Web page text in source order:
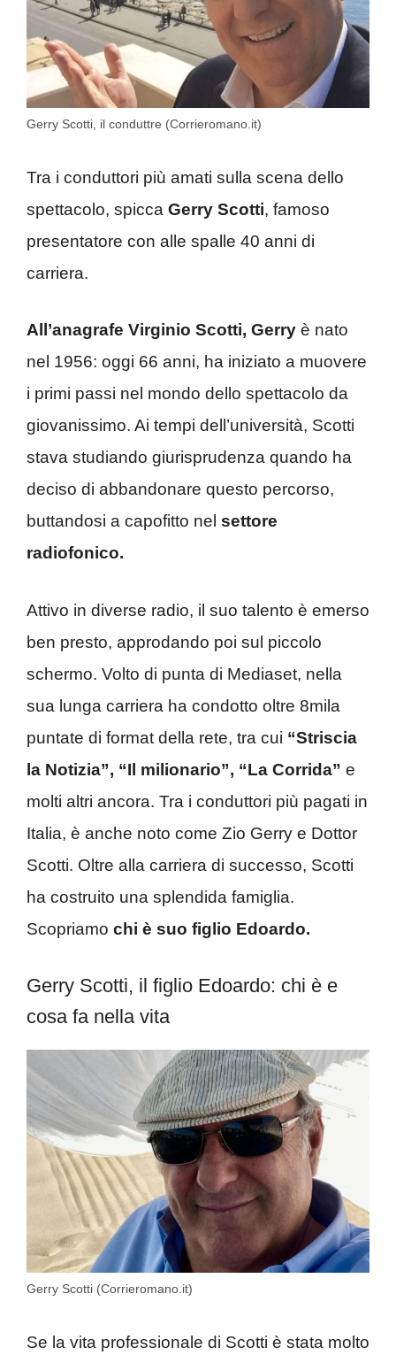
Gerry Scotti, il conduttre (Corrieromano.it)
Tra i conduttori più amati sulla scena dello
spettacolo, spicca Gerry Scotti, famoso
presentatore con alle spalle 40 anni di
carriera.
All’anagrafe Virginio Scotti, Gerry è nato
nel 1956: oggi 66 anni, ha iniziato a muovere
i primi passi nel mondo dello spettacolo da
giovanissimo. Ai tempi dell’università, Scotti
stava studiando giurisprudenza quando ha
deciso di abbandonare questo percorso,
buttandosi a capofitto nel settore
radiofonico.
Attivo in diverse radio, il suo talento è emerso
ben presto, approdando poi sul piccolo
schermo. Volto di punta di Mediaset, nella
sua lunga carriera ha condotto oltre 8mila
puntate di format della rete, tra cui “Striscia
la Notizia”, “Il milionario”, “La Corrida” e
molti altri ancora. Tra i conduttori più pagati in
Italia, è anche noto come Zio Gerry e Dottor
Scotti. Oltre alla carriera di successo, Scotti
ha costruito una splendida famiglia.
Scopriamo chi è suo figlio Edoardo.
Gerry Scotti, il figlio Edoardo: chi è e
cosa fa nella vita
Gerry Scotti (Corrieromano.it)
Se la vita professionale di Scotti è stata molto